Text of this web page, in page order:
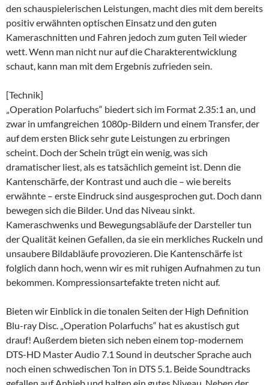
den schauspielerischen Leistungen, macht dies mit dem bereits
positiv erwähnten optischen Einsatz und den guten
Kameraschnitten und Fahren jedoch zum guten Teil wieder
wett. Wenn man nicht nur auf die Charakterentwicklung
schaut, kann man mit dem Ergebnis zufrieden sein.
[Technik]
„Operation Polarfuchs“ biedert sich im Format 2.35:1 an, und
zwar in umfangreichen 1080p-Bildern und einem Transfer, der
auf dem ersten Blick sehr gute Leistungen zu erbringen
scheint. Doch der Schein trügt ein wenig, was sich
dramatischer liest, als es tatsächlich gemeint ist. Denn die
Kantenschärfe, der Kontrast und auch die – wie bereits
erwähnte – erste Eindruck sind ausgesprochen gut. Doch dann
bewegen sich die Bilder. Und das Niveau sinkt.
Kameraschwenks und Bewegungsabläufe der Darsteller tun
der Qualität keinen Gefallen, da sie ein merkliches Ruckeln und
unsaubere Bildabläufe provozieren. Die Kantenschärfe ist
folglich dann hoch, wenn wir es mit ruhigen Aufnahmen zu tun
bekommen. Kompressionsartefakte treten nicht auf.
Bieten wir Einblick in die tonalen Seiten der High Definition
Blu-ray Disc. „Operation Polarfuchs“ hat es akustisch gut
drauf! Außerdem bieten sich neben einem top-modernem
DTS-HD Master Audio 7.1 Sound in deutscher Sprache auch
noch einen schwedischen Ton in DTS 5.1. Beide Soundtracks